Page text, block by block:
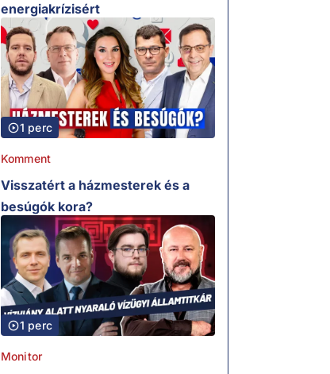
energiakrízisért
1 perc
Komment
Visszatért a házmesterek és a
besúgók kora?
1 perc
Monitor